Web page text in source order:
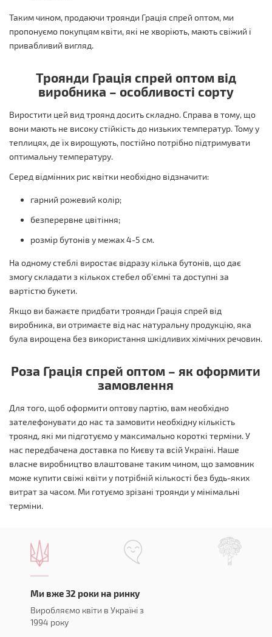
Таким чином, продаючи троянди Грація спрей оптом, ми
пропонуємо покупцям квіти, які не хворіють, мають свіжий і
привабливий вигляд.
Троянди Грація спрей оптом від
виробника – особливості сорту
Виростити цей вид троянд досить складно. Справа в тому, що
вони мають не високу стійкість до низьких температур. Тому у
теплицях, де їх вирощують, постійно потрібно підтримувати
оптимальну температуру.
Серед відмінних рис квітки необхідно відзначити:
гарний рожевий колір;
безперервне цвітіння;
розмір бутонів у межах 4-5 см.
На одному стеблі виростає відразу кілька бутонів, що дає
змогу складати з кількох стебел об'ємні та доступні за
вартістю букети.
Якщо ви бажаєте придбати троянди Грація спрей від
виробника, ви отримаєте від нас натуральну продукцію, яка
була вирощена без використання шкідливих хімічних речовин.
Роза Грація спрей оптом – як оформити
замовлення
Для того, щоб оформити оптову партію, вам необхідно
зателефонувати до нас та замовити необхідну кількість
троянд, які ми підготуємо у максимально короткі терміни. У
нас передбачена доставка по Києву та всій Україні. Наше
власне виробництво влаштоване таким чином, що замовник
може купити свіжі квіти у потрібній кількості без будь-яких
витрат за часом. Ми готуємо зрізані троянди у мінімальні
терміни.
Ми вже 32 роки на ринку
Виробляємо квіти в Україні з
1994 року